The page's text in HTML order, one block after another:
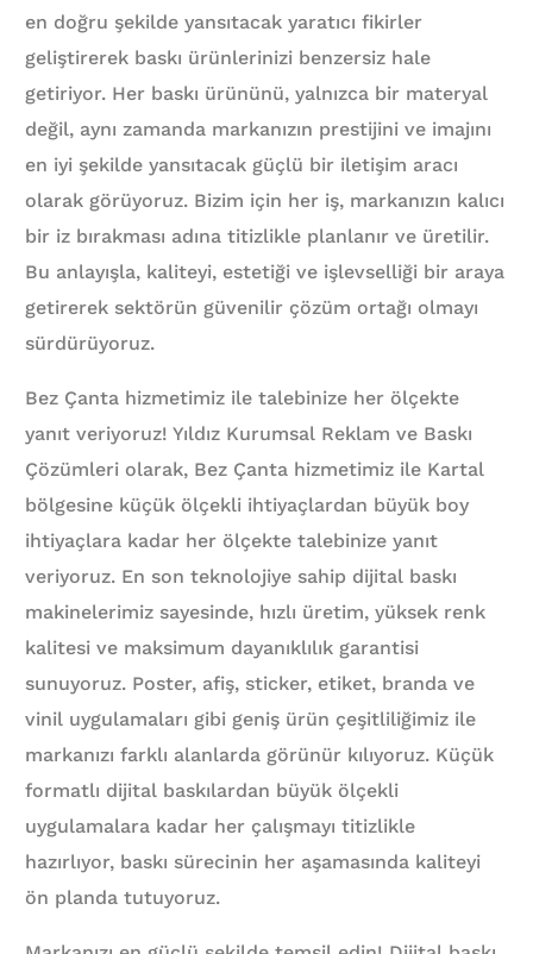
en doğru şekilde yansıtacak yaratıcı fikirler
geliştirerek baskı ürünlerinizi benzersiz hale
getiriyor. Her baskı ürününü, yalnızca bir materyal
değil, aynı zamanda markanızın prestijini ve imajını
en iyi şekilde yansıtacak güçlü bir iletişim aracı
olarak görüyoruz. Bizim için her iş, markanızın kalıcı
bir iz bırakması adına titizlikle planlanır ve üretilir.
Bu anlayışla, kaliteyi, estetiği ve işlevselliği bir araya
getirerek sektörün güvenilir çözüm ortağı olmayı
sürdürüyoruz.
Bez Çanta hizmetimiz ile talebinize her ölçekte
yanıt veriyoruz! Yıldız Kurumsal Reklam ve Baskı
Çözümleri olarak, Bez Çanta hizmetimiz ile Kartal
bölgesine küçük ölçekli ihtiyaçlardan büyük boy
ihtiyaçlara kadar her ölçekte talebinize yanıt
veriyoruz. En son teknolojiye sahip dijital baskı
makinelerimiz sayesinde, hızlı üretim, yüksek renk
kalitesi ve maksimum dayanıklılık garantisi
sunuyoruz. Poster, afiş, sticker, etiket, branda ve
vinil uygulamaları gibi geniş ürün çeşitliliğimiz ile
markanızı farklı alanlarda görünür kılıyoruz. Küçük
formatlı dijital baskılardan büyük ölçekli
uygulamalara kadar her çalışmayı titizlikle
hazırlıyor, baskı sürecinin her aşamasında kaliteyi
ön planda tutuyoruz.